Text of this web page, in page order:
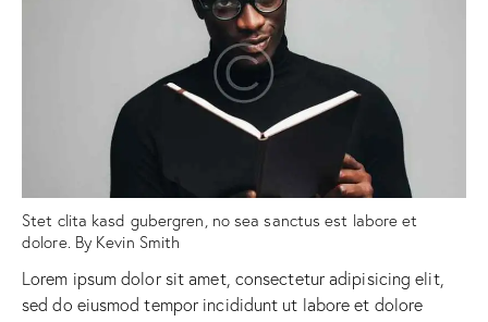
Stet clita kasd gubergren, no sea sanctus est labore et
dolore. By Kevin Smith
Lorem ipsum dolor sit amet, consectetur adipisicing elit,
sed do eiusmod tempor incididunt ut labore et dolore